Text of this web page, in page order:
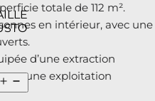
totale de 112 m².
en intérieur, avec une
d’une extraction
une exploitation